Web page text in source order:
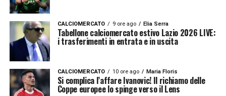
CALCIOMERCATO 9 ore ago Elia Serra
Tabellone calciomercato estivo Lazio 2026 LIVE:
i trasferimenti in entrata e in uscita
CALCIOMERCATO 10 ore ago Maria Floris
Si complica l’affare Ivanovic! Il richiamo delle
Coppe europee lo spinge verso il Lens